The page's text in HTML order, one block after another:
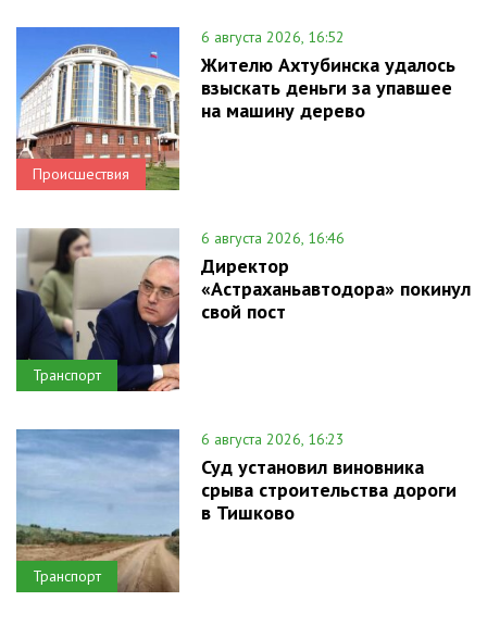
Происшествия
6 августа 2026, 16:52
Жителю Ахтубинска удалось
взыскать деньги за упавшее
на машину дерево
Транспорт
6 августа 2026, 16:46
Директор
«Астраханьавтодора» покинул
свой пост
Транспорт
6 августа 2026, 16:23
Суд установил виновника
срыва строительства дороги
в Тишково